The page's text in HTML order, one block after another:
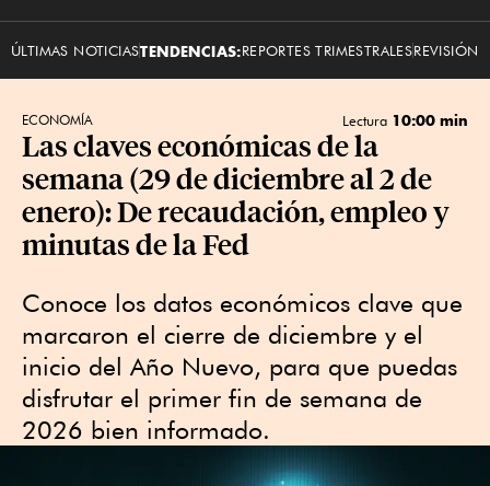
ÚLTIMAS NOTICIASTENDENCIAS:REPORTES TRIMESTRALESREVISIÓN
ECONOMÍA Lectura 10:00 min
Las claves económicas de la
semana (29 de diciembre al 2 de
enero): De recaudación, empleo y
minutas de la Fed
Conoce los datos económicos clave que
marcaron el cierre de diciembre y el
inicio del Año Nuevo, para que puedas
disfrutar el primer fin de semana de
2026 bien informado.